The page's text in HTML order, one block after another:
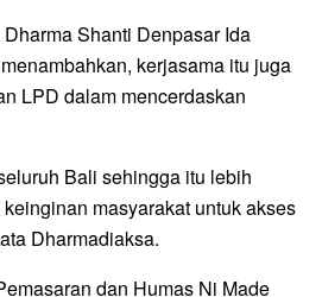
Shanti Denpasar Ida
kerjasama itu juga
LPD dalam mencerdaskan
Bali sehingga itu lebih
masyarakat untuk akses
Dharmadiaksa.
dan Humas Ni Made